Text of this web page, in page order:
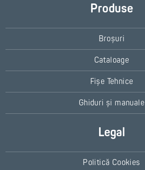
Produse
Broșuri
Cataloage
Fișe Tehnice
Ghiduri și manuale
Legal
Politică Cookies